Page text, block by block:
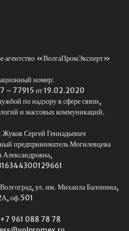
«ВолгаПромЭксперт»
номер:
– 77915 от 19.02.2020
по надзору в сфере связи,
и массовых коммуникаций.
Жуков Сергей Геннадьевич
предприниматель Могилевцева
Александровна,
ул. им. Михаила Балонина,
оф.501
+7 961 088 78 78